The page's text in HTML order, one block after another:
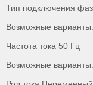
Тип подключения
Возможные
Частота тока 50 Гц
Возможные